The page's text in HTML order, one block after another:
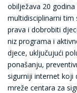
obilježava 20
multidisciplinarni tim
prava i dobrobiti
niz programa i
djece, uključujući
ponašanju,
sigurniji internet koji
mreže centara za